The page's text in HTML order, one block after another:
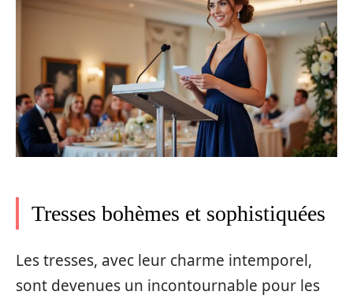
Tresses bohèmes et sophistiquées
Les tresses, avec leur charme intemporel,
sont devenues un incontournable pour les